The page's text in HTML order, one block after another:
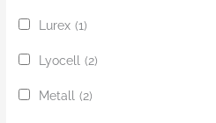
Lurex (1)
Lyocell (2)
Metall (2)